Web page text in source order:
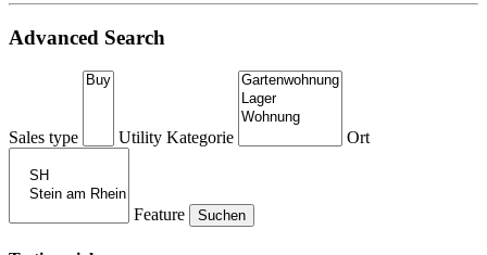
Advanced Search
Sales type Utility Kategorie Ort
Feature